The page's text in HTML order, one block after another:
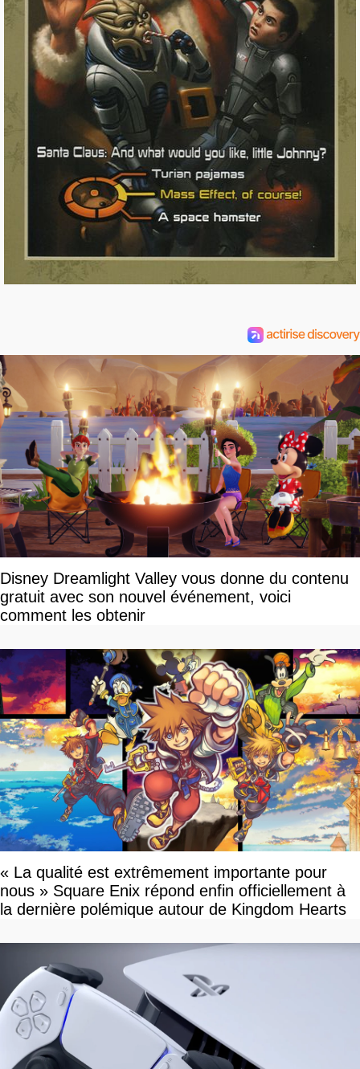
Disney Dreamlight Valley vous donne du contenu
gratuit avec son nouvel événement, voici
comment les obtenir
« La qualité est extrêmement importante pour
nous » Square Enix répond enfin officiellement à
la dernière polémique autour de Kingdom Hearts